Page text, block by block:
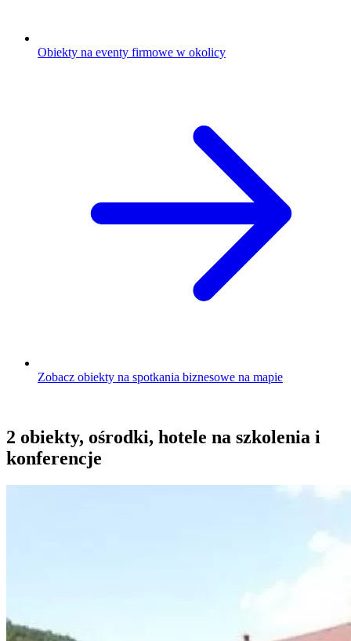
Obiekty na eventy firmowe w okolicy
Zobacz obiekty na spotkania biznesowe na mapie
2 obiekty, ośrodki, hotele na szkolenia i
konferencje